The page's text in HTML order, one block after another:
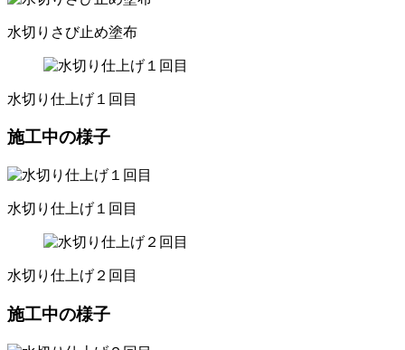
水切りさび止め塗布
水切り仕上げ１回目
施工中の様子
水切り仕上げ１回目
水切り仕上げ２回目
施工中の様子